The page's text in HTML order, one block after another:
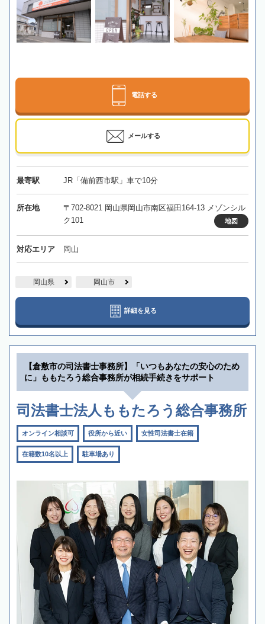
電話する
メールする
最寄駅 JR「備前西市駅」車で10分
所在地
〒702-8021 岡山県岡山市南区福田164-13 メゾンシル
ク101
地図
対応エリア 岡山
岡山県 岡山市
詳細を見る
【倉敷市の司法書士事務所】「いつもあなたの安心のため
に」ももたろう総合事務所が相続手続きをサポート
司法書士法人ももたろう総合事務所
オンライン相談可 役所から近い 女性司法書士在籍
在籍数10名以上 駐車場あり